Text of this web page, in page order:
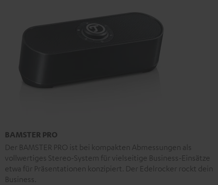
BAMSTER PRO
Der BAMSTER PRO ist bei kompakten Abmessungen als
vollwertiges Stereo-System für vielseitige Business-Einsätze
etwa für Präsentationen konzipiert. Der Edelrocker rockt dein
Business.